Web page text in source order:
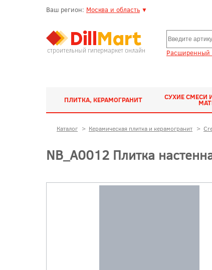
Ваш регион: Москва и область ▼
строительный гипермаркет онлайн Расширенный
ПЛИТКА, КЕРАМОГРАНИТ СУХИЕ СМЕСИ
Каталог > Керамическая плитка и керамогранит >
NB_A0012 Плитка